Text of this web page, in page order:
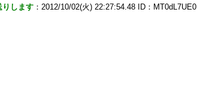
りします ：2012/10/02(火) 22:27:54.48 ID：MT0dL7UE0